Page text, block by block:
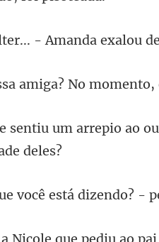
exalou
? No momento,
dizendo? -